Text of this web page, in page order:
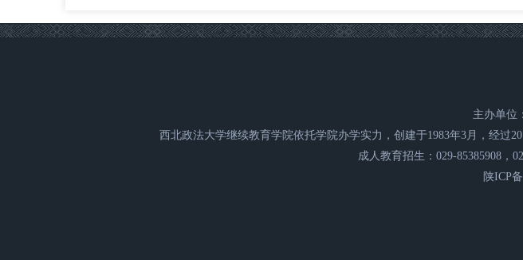
主办单位
西北政法大学继续教育学院依托学院办学实力，创建于1983年3月，经过
成人教育招生：029-85385908，
陕ICP